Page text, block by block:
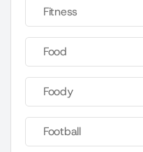
Fitness
Food
Foody
Football